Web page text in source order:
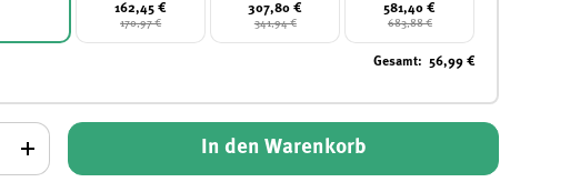
162,45 €
170,97 €
307,80 €
341,94 €
581,40 €
683,88 €
Gesamt: 56,99 €
+ In den Warenkorb